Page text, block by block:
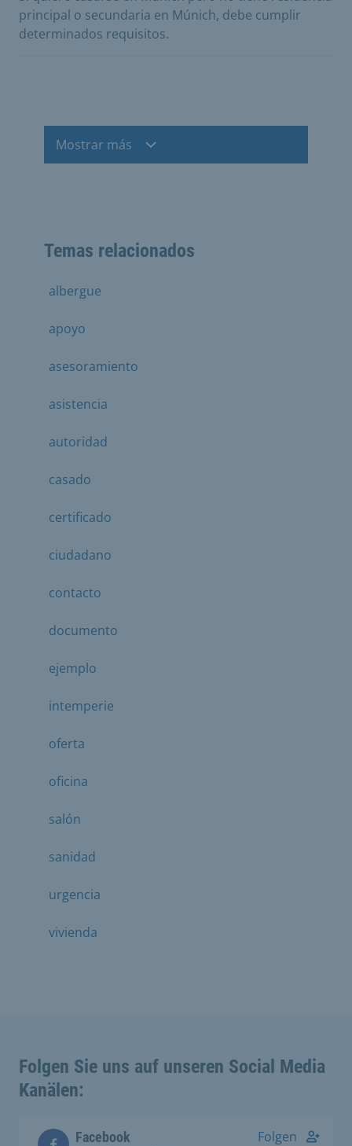
principal o secundaria en Múnich, debe cumplir
determinados requisitos.
Mostrar más
Temas relacionados
albergue
apoyo
asesoramiento
asistencia
autoridad
casado
certificado
ciudadano
contacto
documento
ejemplo
intemperie
oferta
oficina
salón
sanidad
urgencia
vivienda
Folgen Sie uns auf unseren Social Media
Kanälen:
Facebook Folgen